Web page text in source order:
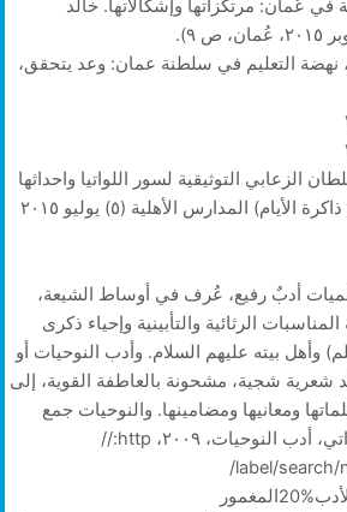
في عُمان: مرتكزاتها وإشكالاتها. خالد
نهضة التعليم في سلطنة عمان: وعد يتحقق،
الزعابي التوثيقية لسور اللواتيا واحداثها
المدارس الأهلية (٥) يوليو ٢٠١٥
أدبٌ رفيع، عُرف في أوساط الشيعة،
الرثائية والتأبينية وإحياء ذكرى
وأهل بيته عليهم السلام. وأدب النوحيات أو
شعرية شجية، مشحونة بالعاطفة القوية، إلى
ومعانيها ومضامينها. والنوحيات جمع
مفردها نوحية. أمامة، اللواتي، أدب النوحيات، ٢٠٠٩، http:/‏‏/‏‏
noqoosh.blogspot.com/‏‏search/‏‏label/‏‏